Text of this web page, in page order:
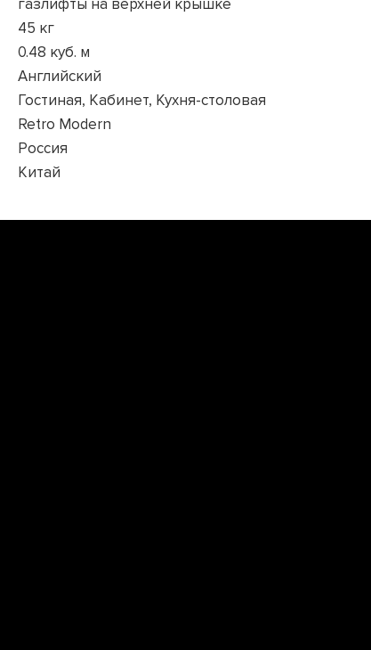
газлифты на верхней крышке
45 кг
0.48 куб. м
Английский
Гостиная, Кабинет, Кухня-столовая
Retro Modern
Россия
Китай